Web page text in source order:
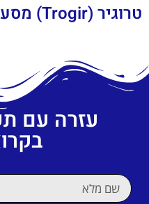
טרוגיר (Trogir) מסעדות מומלצות
עזרה עם